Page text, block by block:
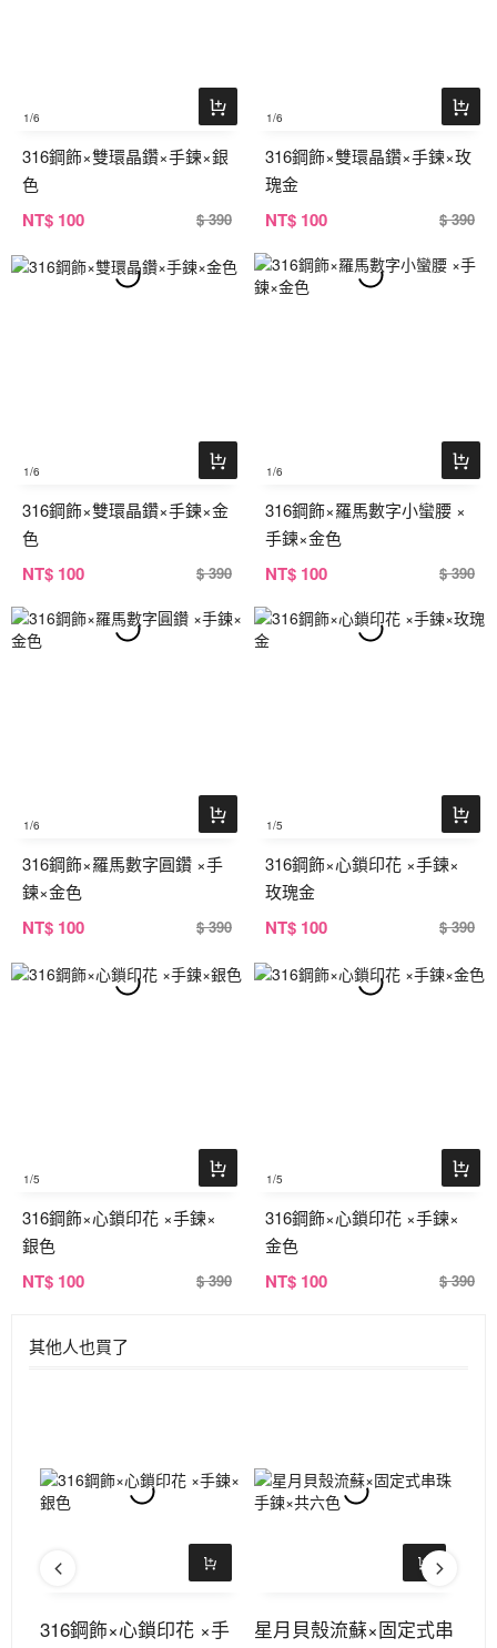
1/6
316鋼飾×雙環晶鑽×手鍊×銀
色
NT$ 100 $ 390
1/6
316鋼飾×雙環晶鑽×手鍊×玫
瑰金
NT$ 100 $ 390
1/6
316鋼飾×雙環晶鑽×手鍊×金
色
NT$ 100 $ 390
1/6
316鋼飾×羅馬數字小蠻腰 ×
手鍊×金色
NT$ 100 $ 390
1/6
316鋼飾×羅馬數字圓鑽 ×手
鍊×金色
NT$ 100 $ 390
1/5
316鋼飾×心鎖印花 ×手鍊×
玫瑰金
NT$ 100 $ 390
1/5
316鋼飾×心鎖印花 ×手鍊×
銀色
NT$ 100 $ 390
1/5
316鋼飾×心鎖印花 ×手鍊×
金色
NT$ 100 $ 390
其他人也買了
316鋼飾×心鎖印花 ×手
星月貝殼流蘇×固定式串